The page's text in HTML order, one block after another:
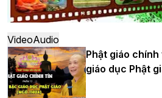
khóa sinh hoạt Phật pháp mùa
thứ XIV tại chùa Bằng
Học yêu thương trong ngày tu
tư của Khóa sinh hoạt Phật pháp
VideoAudio
Phật giáo chính
giáo dục Phật